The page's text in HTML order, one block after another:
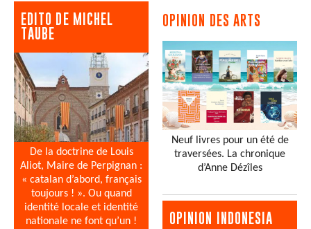
EDITO DE MICHEL
TAUBE
De la doctrine de Louis
Aliot, Maire de Perpignan :
« catalan d’abord, français
toujours ! ». Ou quand
identité locale et identité
nationale ne font qu’un !
OPINION DES ARTS
Neuf livres pour un été de
traversées. La chronique
d’Anne Dézîles
OPINION INDONESIA